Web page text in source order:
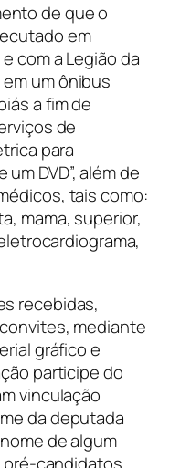
de que o
em
com a Legião da
um ônibus
a fim de
de
para
DVD”, além de
tais como:
mama, superior,
recebidas,
mediante
gráfico e
participe do
vinculação
da deputada
de algum